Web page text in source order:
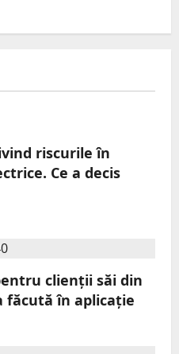
riscurile în
Ce a decis
clienții săi din
făcută în aplicație